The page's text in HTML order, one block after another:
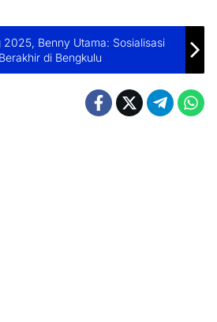
2025, Benny Utama: Sosialisasi
di Bengkulu